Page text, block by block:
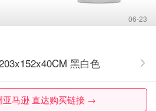
06-23
黑白色
亚马逊 直达购买链接 →